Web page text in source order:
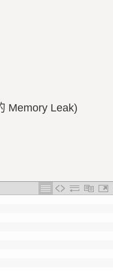
Memory Leak)